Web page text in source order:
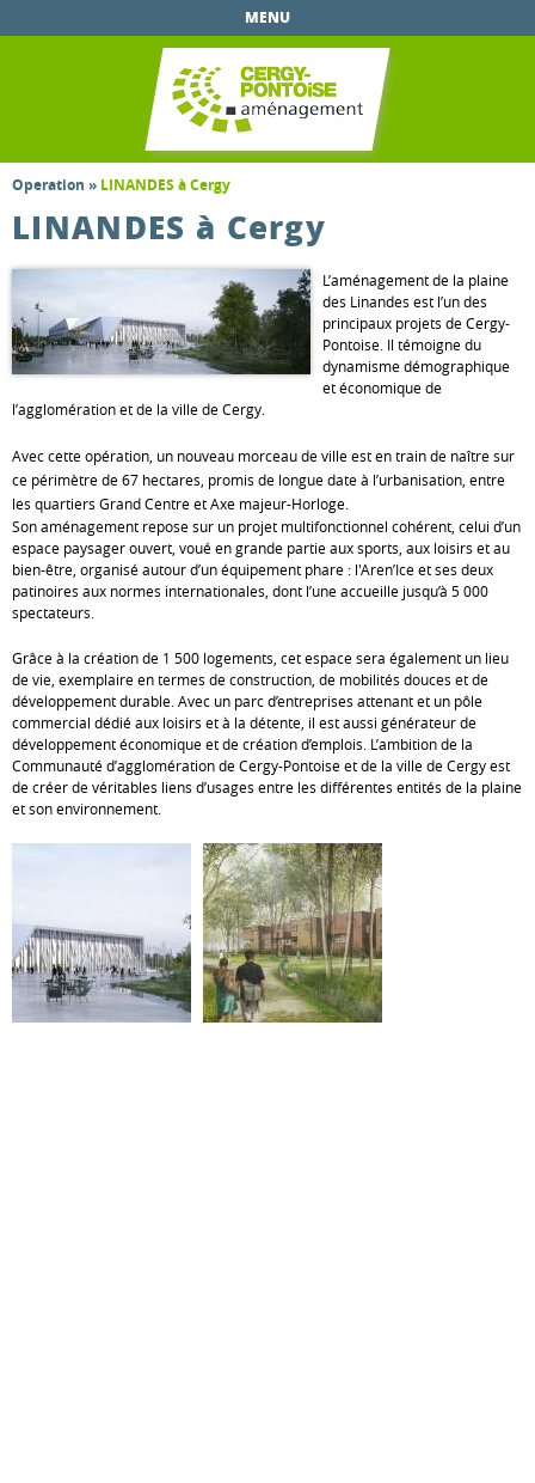
Aller au
contenu
MENU
Operation » LINANDES à Cergy
LINANDES à Cergy
L’aménagement de la plaine
des Linandes est l’un des
principaux projets de Cergy-
Pontoise. Il témoigne du
dynamisme démographique
et économique de
l’agglomération et de la ville de Cergy.
Avec cette opération, un nouveau morceau de ville est en train de naître sur
ce périmètre de 67 hectares, promis de longue date à l’urbanisation, entre
les quartiers Grand Centre et Axe majeur-Horloge.
Son aménagement repose sur un projet multifonctionnel cohérent, celui d’un
espace paysager ouvert, voué en grande partie aux sports, aux loisirs et au
bien-être, organisé autour d’un équipement phare : l'Aren’Ice et ses deux
patinoires aux normes internationales, dont l’une accueille jusqu’à 5 000
spectateurs.
Grâce à la création de 1 500 logements, cet espace sera également un lieu
de vie, exemplaire en termes de construction, de mobilités douces et de
développement durable. Avec un parc d’entreprises attenant et un pôle
commercial dédié aux loisirs et à la détente, il est aussi générateur de
développement économique et de création d’emplois. L’ambition de la
Communauté d’agglomération de Cergy-Pontoise et de la ville de Cergy est
de créer de véritables liens d’usages entre les différentes entités de la plaine
et son environnement.